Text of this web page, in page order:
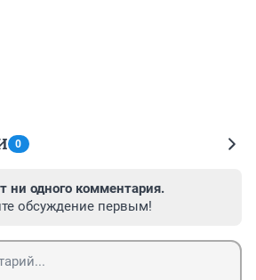
0
ни одного комментария.
обсуждение первым!